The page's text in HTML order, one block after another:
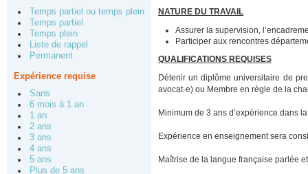
Temps partiel ou temps plein
Temps partiel
Temps plein
Liste de rappel
Permanent
Expérience requise
Sans
6 mois à 1 an
1 an
2 ans
3 ans
4 ans
5 ans
Plus de 5 ans
NATURE DU TRAVAIL
Assurer la supervision,
Participer aux rencontres
QUALIFICATIONS REQUISES
Détenir un diplôme universitaire de
avocat·e) ou Membre en règle de la
Minimum de 3 ans d’expérience dans
Expérience en enseignement sera
Maîtrise de la langue française parlée